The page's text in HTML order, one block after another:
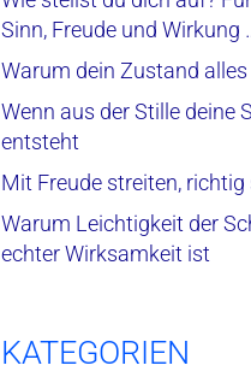
Sinn, Freude und Wirkung
Warum dein Zustand
Wenn aus der Stille deine
entsteht
Mit Freude streiten, richtig
Warum Leichtigkeit der
echter Wirksamkeit ist
KATEGORIEN